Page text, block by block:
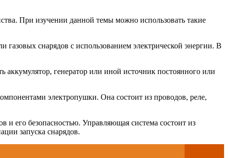
При изучении данной темы можно использовать такие
газовых снарядов с использованием электрической энергии. В
аккумулятор, генератор или иной источник постоянного или
электропушки. Она состоит из проводов, реле,
и его безопасностью. Управляющая система состоит из
запуска снарядов.